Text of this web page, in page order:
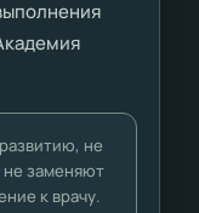
не
не заменяют
к врачу.